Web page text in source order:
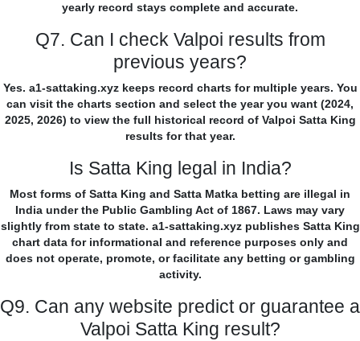
yearly record stays complete and accurate.
Q7. Can I check Valpoi results from
previous years?
Yes. a1-sattaking.xyz keeps record charts for multiple years. You
can visit the charts section and select the year you want (2024,
2025, 2026) to view the full historical record of Valpoi Satta King
results for that year.
Is Satta King legal in India?
Most forms of Satta King and Satta Matka betting are illegal in
India under the Public Gambling Act of 1867. Laws may vary
slightly from state to state. a1-sattaking.xyz publishes Satta King
chart data for informational and reference purposes only and
does not operate, promote, or facilitate any betting or gambling
activity.
Q9. Can any website predict or guarantee a
Valpoi Satta King result?